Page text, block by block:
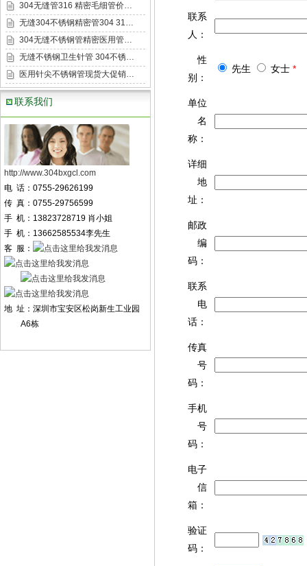
304无缝管316 精密毛细管价…
无缝304不锈钢精密管304 31…
304无缝不锈钢管精密医用管…
无缝不锈钢卫生针管 304不锈…
医用针尖不锈钢管现货大促销…
联系我们
http://www.304bxgcl.com
电 话：0755-29626199
传 真：0755-29756599
手 机：13823728719 肖小姐
手 机：13662585534李先生
客 服：
地 址：深圳市宝安区松岗新生工业园
A6栋
联系
人：
性
别：
先生 女士 *
单位
名
称：
详细
地
址：
邮政
编
码：
联系
电
话：
传真
号
码：
手机
号
码：
电子
信
箱：
验证
码：